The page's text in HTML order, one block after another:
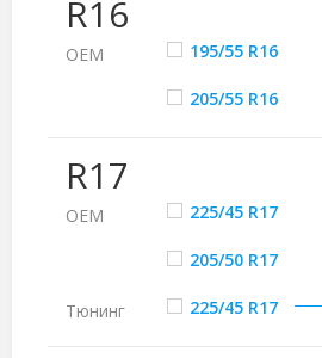
R16
ОЕМ 195/55 R16
205/55 R16
R17
ОЕМ 225/45 R17
205/50 R17
Тюнинг 225/45 R17